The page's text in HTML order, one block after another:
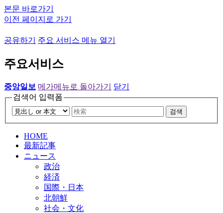
본문 바로가기
이전 페이지로 가기
공유하기 주요 서비스 메뉴 열기
주요서비스
중앙일보 메가메뉴로 돌아가기
닫기
검색어 입력폼
검색
HOME
最新記事
ニュース
政治
経済
国際・日本
北朝鮮
社会・文化